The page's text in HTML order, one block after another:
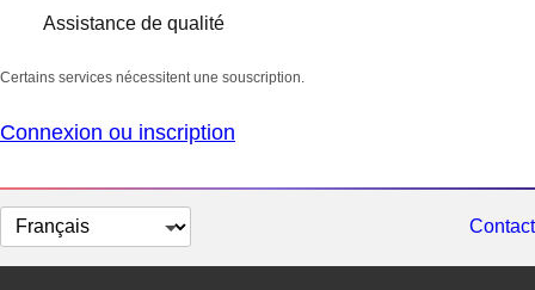
Assistance de qualité
Certains services nécessitent une souscription.
Connexion ou inscription
Changer
la
Contact